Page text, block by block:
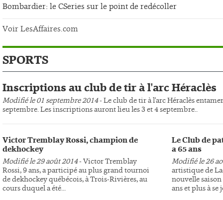
Bombardier: le CSeries sur le point de redécoller
Voir LesAffaires.com
SPORTS
Inscriptions au club de tir à l'arc Héraclès
Modifié le 01 septembre 2014- Le club de tir à l'arc Héraclès
septembre. Les inscriptions auront lieu les 3 et 4 septembre..
Victor Tremblay Rossi, champion de
dekhockey
Modifié le 29 août 2014- Victor Tremblay
Rossi, 9 ans, a participé au plus grand tournoi
de dekhockey québécois, à Trois-Rivières, au
cours duquel a été...
Le Club de
a 65 ans
Modifié le 26
artistique de
nouvelle
ans et plus à se